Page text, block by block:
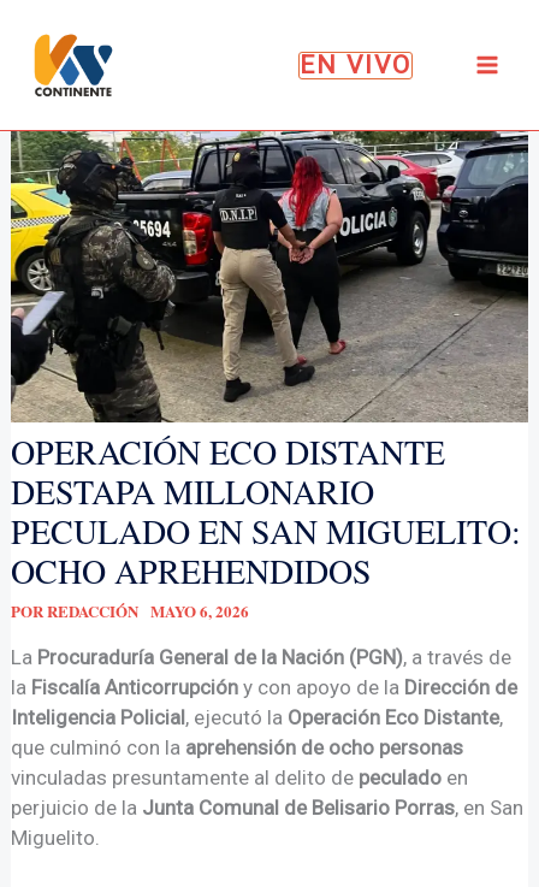
contenido
EN VIVO
OPERACIÓN ECO DISTANTE
DESTAPA MILLONARIO
PECULADO EN SAN MIGUELITO:
OCHO APREHENDIDOS
PORREDACCIÓN MAYO 6, 2026
La Procuraduría General de la Nación (PGN), a través de
la Fiscalía Anticorrupción y con apoyo de la Dirección de
Inteligencia Policial, ejecutó la Operación Eco Distante,
que culminó con la aprehensión de ocho personas
vinculadas presuntamente al delito de peculado en
perjuicio de la Junta Comunal de Belisario Porras, en San
Miguelito.